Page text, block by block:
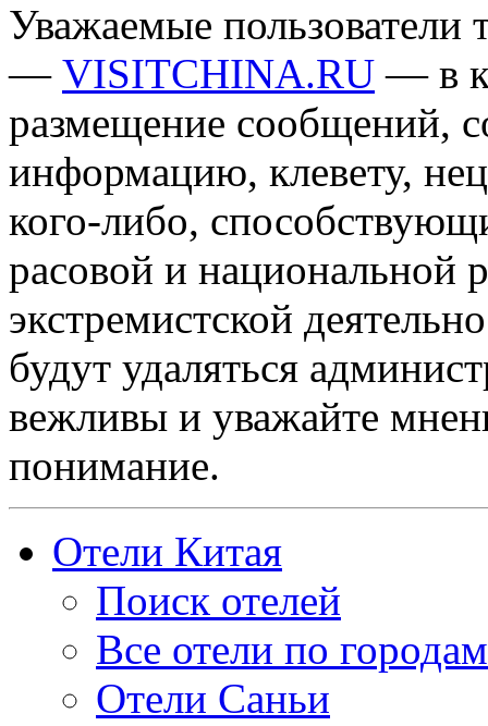
Уважаемые пользователи
— VISITCHINA.RU — в
размещение сообщений,
информацию, клевету,
кого-либо,
расовой и национальной
экстремистской
будут удаляться
вежливы и уважайте
понимание.
Отели Китая
Поиск отелей
Все отели по городам
Отели Саньи